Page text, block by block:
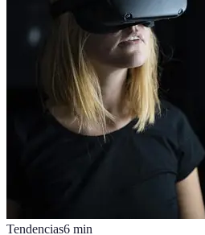
Tendencias6 min